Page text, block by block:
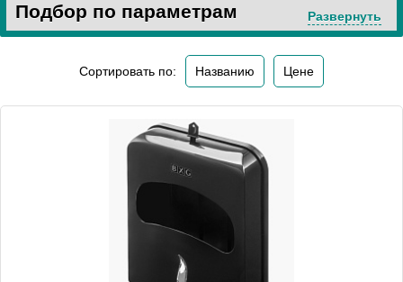
Подбор по параметрам Развернуть
Сортировать по: Названию Цене